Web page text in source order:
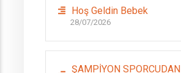
Hoş Geldin Bebek
28/07/2026
ŞAMPİYON SPORCUDAN